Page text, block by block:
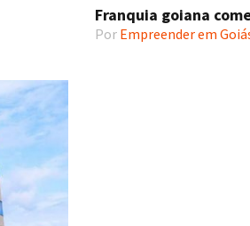
Franquia goiana
Por Empreender em